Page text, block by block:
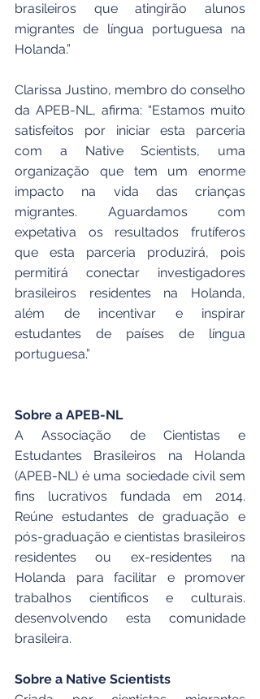
brasileiros que atingirão alunos
migrantes de língua portuguesa na
Holanda.”
Clarissa Justino, membro do conselho
da APEB-NL, afirma: “Estamos muito
satisfeitos por iniciar esta parceria
com a Native Scientists, uma
organização que tem um enorme
impacto na vida das crianças
migrantes. Aguardamos com
expetativa os resultados frutíferos
que esta parceria produzirá, pois
permitirá conectar investigadores
brasileiros residentes na Holanda,
além de incentivar e inspirar
estudantes de países de língua
portuguesa.”
Sobre a APEB-NL
A Associação de Cientistas e
Estudantes Brasileiros na Holanda
(APEB-NL) é uma sociedade civil sem
fins lucrativos fundada em 2014.
Reúne estudantes de graduação e
pós-graduação e cientistas brasileiros
residentes ou ex-residentes na
Holanda para facilitar e promover
trabalhos científicos e culturais.
desenvolvendo esta comunidade
brasileira.
Sobre a Native Scientists